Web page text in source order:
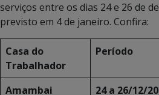
serviços entre os dias 24 e 26 de
previsto em 4 de janeiro. Confira:
Casa do
Trabalhador
Período
Amambai
24 a 26/12/